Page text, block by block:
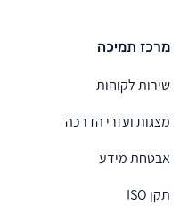
מרכז תמיכה
שירות לקוחות
מצגות ועזרי הדרכה
אבטחת מידע
תקן ISO